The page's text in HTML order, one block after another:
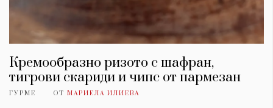
Кремообразно ризото с шафран,
тигрови скариди и чипс от пармезан
ГУРМЕ ОТ МАРИЕЛА ИЛИЕВА